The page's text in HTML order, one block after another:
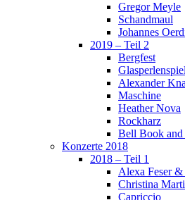
Gregor Meyle
Schandmaul
Johannes
2019 – Teil 2
Bergfest
Glasperlenspiel
Alexander
Maschine
Heather Nova
Rockharz
Bell Book and
Konzerte 2018
2018 – Teil 1
Alexa Feser
Christina
Capriccio